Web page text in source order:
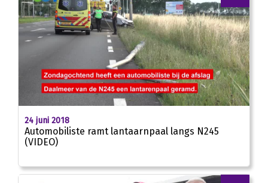
00:00
24 juni 2018
Automobiliste ramt lantaarnpaal langs N245
(VIDEO)